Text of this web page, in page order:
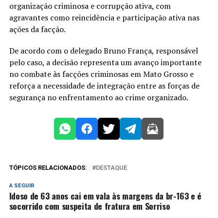
organização criminosa e corrupção ativa, com
agravantes como reincidência e participação ativa nas
ações da facção.
De acordo com o delegadoBruno França, responsável
pelo caso, a decisão representa um avanço importante
no combate às facções criminosas em Mato Grosso e
reforça a necessidade de integração entre as forças de
segurança no enfrentamento ao crime organizado.
TÓPICOS RELACIONADOS: DESTAQUE
A SEGUIR
Idoso de 63 anos cai em vala às margens da br-163 e é
socorrido com suspeita de fratura em Sorriso